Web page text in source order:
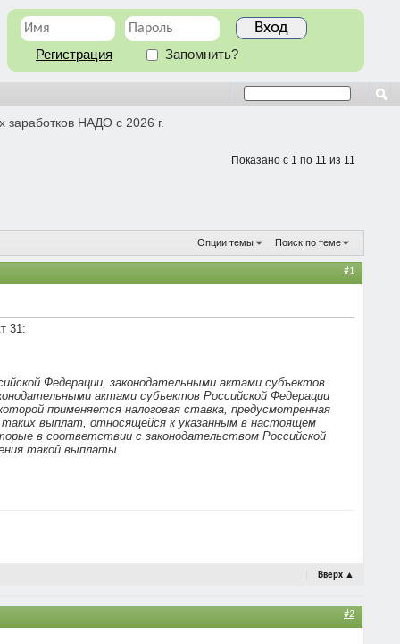
Регистрация Запомнить?
НАДО с 2026 г.
Показано с 1 по 11 из 11
Опции темы Поиск по теме
#1
31:
Федерации, законодательными актами субъектов
актами субъектов Российской Федерации
применяется налоговая ставка, предусмотренная
выплат, относящейся к указанным в настоящем
в соответствии с законодательством Российской
такой выплаты.
Вверх ▲
#2